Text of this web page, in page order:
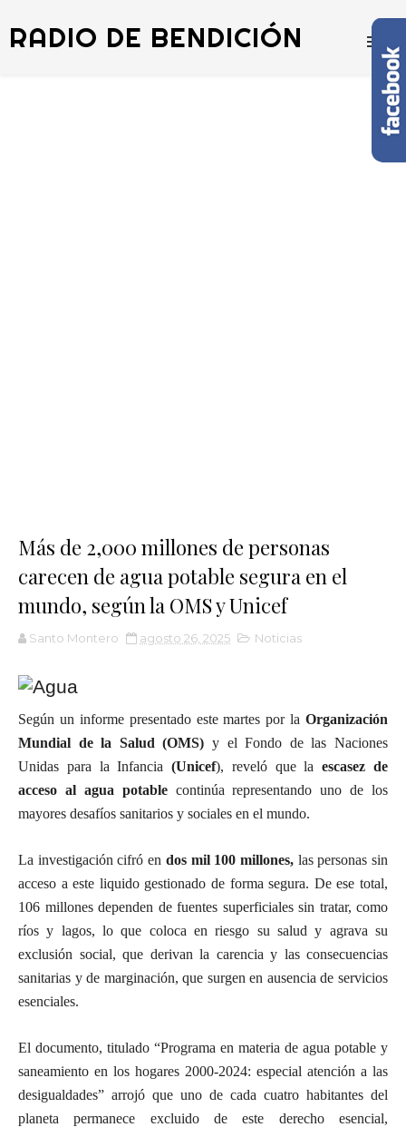
RADIO DE BENDICIÓN
Más de 2,000 millones de personas
carecen de agua potable segura en el
mundo, según la OMS y Unicef
Santo Montero agosto 26, 2025 Noticias
Según un informe presentado este martes por la Organización
Mundial de la Salud (OMS) y el Fondo de las Naciones
Unidas para la Infancia(Unicef), reveló que laescasez de
acceso al agua potable continúa representando uno de los
mayores desafíos sanitarios y sociales en el mundo.
La investigación cifró en dos mil 100 millones,las personas sin
acceso a este liquido gestionado de forma segura. De ese total,
106 millones dependen de fuentes superficiales sin tratar, como
ríos y lagos, lo que coloca en riesgo su salud y agrava su
exclusión social, que derivan la carencia y las consecuencias
sanitarias y de marginación, que surgen en ausencia de servicios
esenciales.
El documento, titulado “Programa en materia de agua potable y
saneamiento en los hogares 2000-2024: especial atención a las
desigualdades” arrojó que uno de cada cuatro habitantes del
planeta permanece excluido de este derecho esencial,